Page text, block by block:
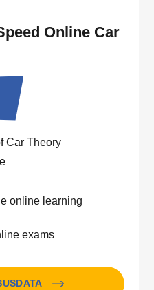
Online Car
Car Theory
online learning
exams